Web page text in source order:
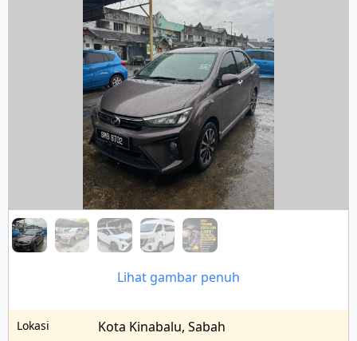
Lihat gambar penuh
Lokasi Kota Kinabalu, Sabah